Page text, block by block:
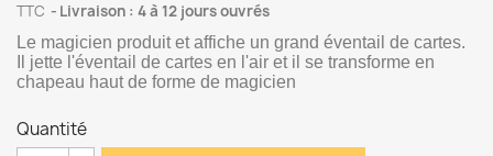
TTC Livraison : 4 à 12 jours ouvrés
Le magicien produit et affiche un grand éventail de cartes.
Il jette l'éventail de cartes en l'air et il se transforme en
chapeau haut de forme de magicien
Quantité